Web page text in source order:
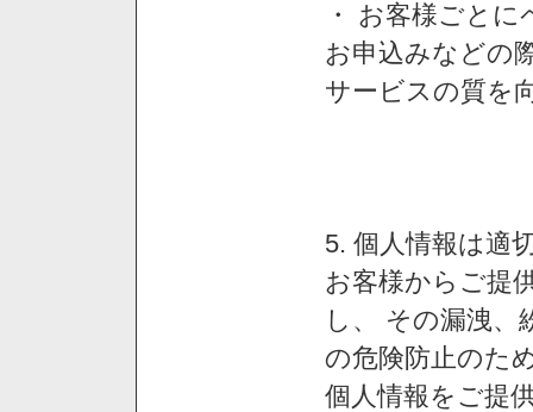
・ お客様ごと
お申込みなどの
サービスの質を
5. 個人情報は適
お客様からご提
し、 その漏洩、
の危険防止のた
個人情報をご提